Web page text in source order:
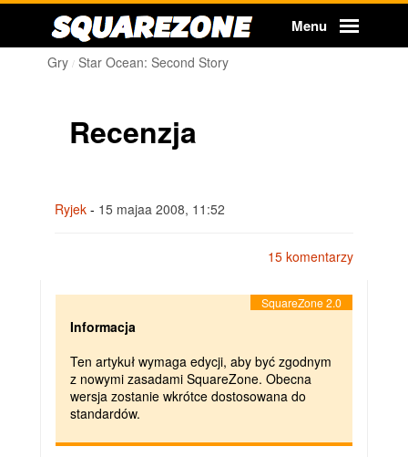
Squarezone Menu
Gry Star Ocean: Second Story
Recenzja
Ryjek - 15 majaa 2008, 11:52
15 komentarzy
Informacja
Ten artykuł wymaga edycji, aby być zgodnym
z nowymi zasadami SquareZone. Obecna
wersja zostanie wkrótce dostosowana do
standardów.